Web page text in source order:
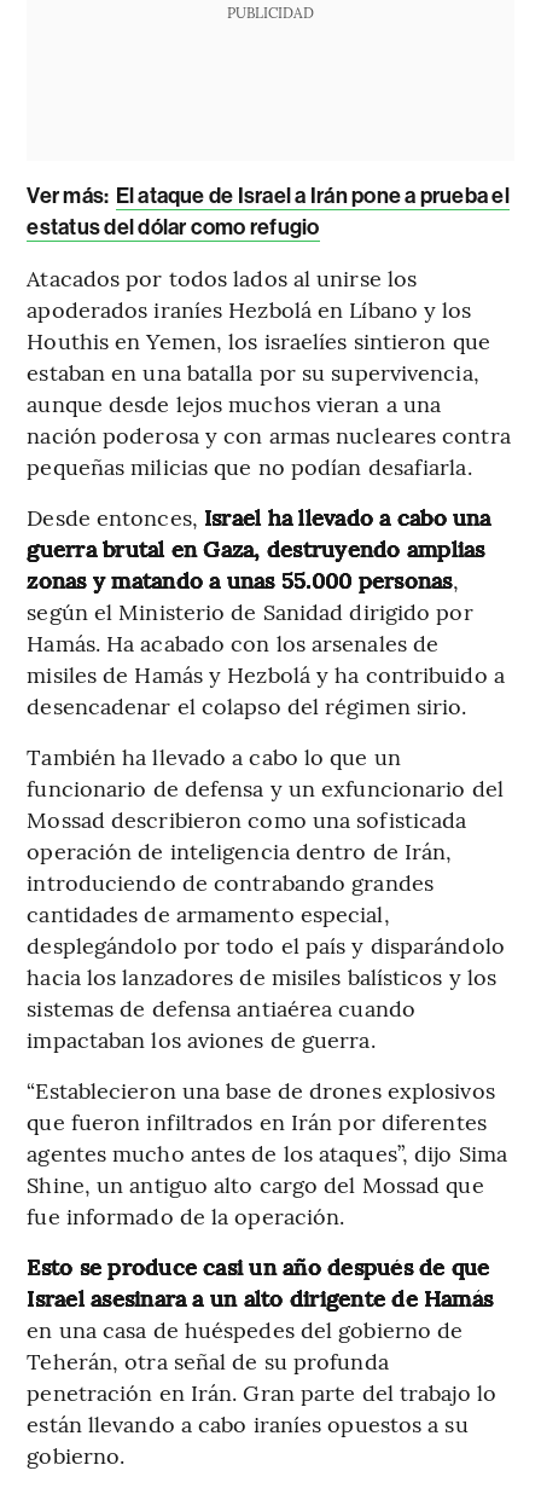
PUBLICIDAD
Ver más: El ataque de Israel a Irán pone a prueba el
estatus del dólar como refugio
Atacados por todos lados al unirse los
apoderados iraníes Hezbolá en Líbano y los
Houthis en Yemen, los israelíes sintieron que
estaban en una batalla por su supervivencia,
aunque desde lejos muchos vieran a una
nación poderosa y con armas nucleares contra
pequeñas milicias que no podían desafiarla.
Desde entonces, Israel ha llevado a cabo una
guerra brutal en Gaza, destruyendo amplias
zonas y matando a unas 55.000 personas,
según el Ministerio de Sanidad dirigido por
Hamás. Ha acabado con los arsenales de
misiles de Hamás y Hezbolá y ha contribuido a
desencadenar el colapso del régimen sirio.
También ha llevado a cabo lo que un
funcionario de defensa y un exfuncionario del
Mossad describieron como una sofisticada
operación de inteligencia dentro de Irán,
introduciendo de contrabando grandes
cantidades de armamento especial,
desplegándolo por todo el país y disparándolo
hacia los lanzadores de misiles balísticos y los
sistemas de defensa antiaérea cuando
impactaban los aviones de guerra.
“Establecieron una base de drones explosivos
que fueron infiltrados en Irán por diferentes
agentes mucho antes de los ataques”, dijo Sima
Shine, un antiguo alto cargo del Mossad que
fue informado de la operación.
Esto se produce casi un año después de que
Israel asesinara a un alto dirigente de Hamás
en una casa de huéspedes del gobierno de
Teherán, otra señal de su profunda
penetración en Irán. Gran parte del trabajo lo
están llevando a cabo iraníes opuestos a su
gobierno.